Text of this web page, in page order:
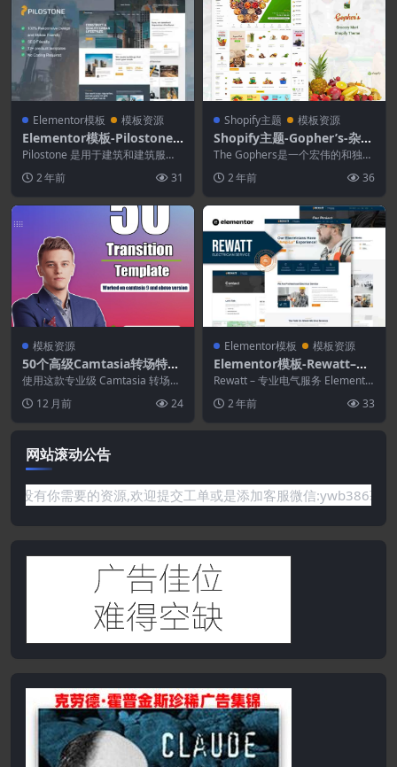
Elementor模板 模板资源
Elementor模板-Pilostone–
建筑和建筑服务Elementor
模板套件
Pilostone 是用于建筑和建筑服务
2 年前 31
Shopify主题 模板资源
Shopify主题-Gopher’s-杂货
店.购物Shopify主题
The Gophers是一个宏伟的和独特
创造...2 年前 36
模板资源
50个高级Camtasia转场特效
包
使用这款专业级 Camtasia 转场特
境界！无论...
12 月前 24
Elementor模板 模板资源
Elementor模板-Rewatt–专
业电气服务Elementor模板
套件
Rewatt – 专业电气服务 Elemento
2 年前 33
网站滚动公告
或是网站没有你需要的资源,欢迎提交工单或是添加客服微信